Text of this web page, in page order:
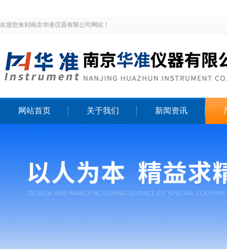
欢迎您来到南京华准仪器有限公司网站！
网站首页 关于我们 新闻资讯